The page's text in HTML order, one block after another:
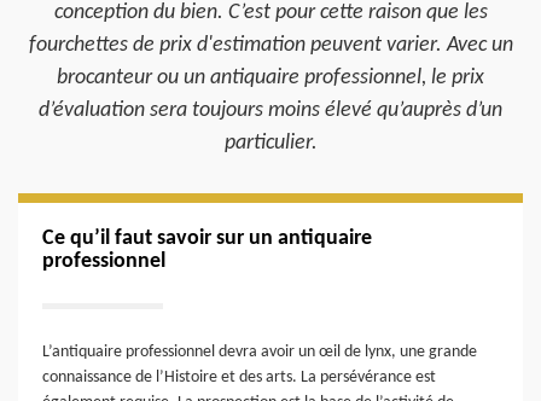
conception du bien. C’est pour cette raison que les
fourchettes de prix d'estimation peuvent varier. Avec un
brocanteur ou un antiquaire professionnel, le prix
d’évaluation sera toujours moins élevé qu’auprès d’un
particulier.
Ce qu’il faut savoir sur un antiquaire
professionnel
L’antiquaire professionnel devra avoir un œil de lynx, une grande
connaissance de l’Histoire et des arts. La persévérance est